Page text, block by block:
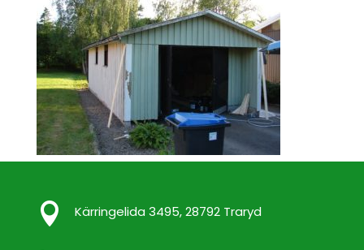
 Kärringelida 3495, 28792 Traryd